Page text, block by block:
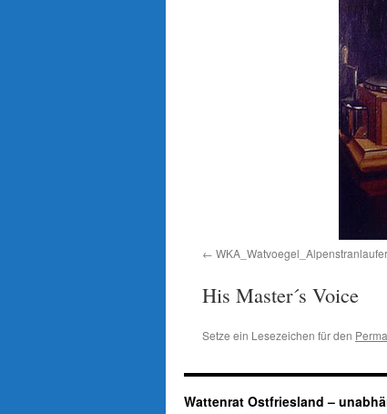
His Master´s Voice
Setze ein Lesezeichen für den
Wattenrat Ostfriesland –